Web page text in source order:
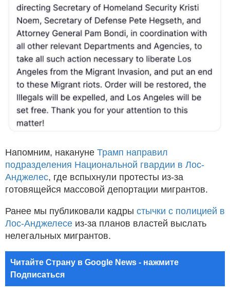
Напомним, накануне Трамп направил
подразделения Национальной гвардии в Лос-
Анджелес, где вспыхнули протесты из-за
готовящейся массовой депортации мигрантов.
Ранее мы публиковали кадры стычки с полицией в
Лос-Анджелесе из-за планов властей выслать
нелегальных мигрантов.
Читайте Страну в Google News - нажмите
Подписаться